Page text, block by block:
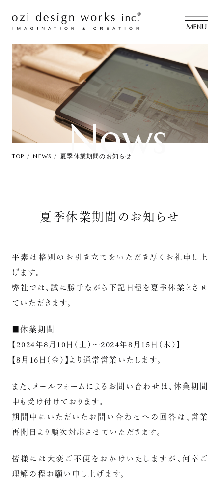
TOP NEWS 夏季休業期間のお知らせNews
夏季休業期間のお知らせ
平素は格別のお引き立てをいただき厚くお礼申し上
げます。
弊社では、誠に勝手ながら下記日程を夏季休業とさせ
ていただきます。
■休業期間
【2024年8月10日（土）～2024年8月15日（木）】
【8月16日（金）】より通常営業いたします。
また、メールフォームによるお問い合わせは、休業期間
中も受け付けております。
期間中にいただいたお問い合わせへの回答は、営業
再開日より順次対応させていただきます。
皆様には大変ご不便をおかけいたしますが、何卒ご
理解の程お願い申し上げます。
MENU